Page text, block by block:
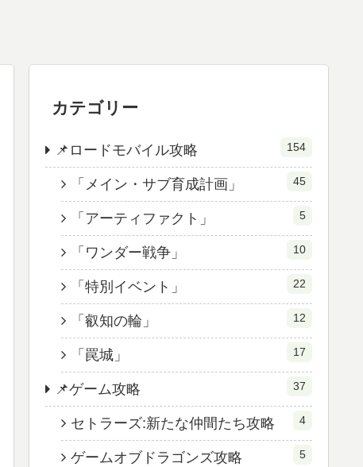
カテゴリー
📌ロードモバイル攻略 154
「メイン・サブ育成計画」 45
「アーティファクト」 5
「ワンダー戦争」 10
「特別イベント」 22
「叡知の輪」 12
「罠城」 17
📌ゲーム攻略 37
セトラーズ:新たな仲間たち攻略 4
ゲームオブドラゴンズ攻略 5